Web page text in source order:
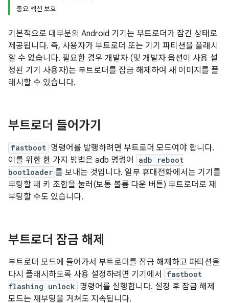
중요 섹션 보호
기본적으로 대부분의 Android 기기는 부트로더가 잠긴 상태로
제공됩니다. 즉, 사용자가 부트로더 또는 기기 파티션을 플래시
할 수 없습니다. 필요한 경우 개발자 (및 개발자 옵션이 사용 설
정된 기기 사용자)는 부트로더를 잠금 해제하여 새 이미지를 플
래시할 수 있습니다.
부트로더 들어가기
fastboot 명령어를 발행하려면 부트로더 모드여야 합니다.
이를 위한 한 가지 방법은 adb 명령어
adb reboot
bootloader 를 보내는 것입니다. 일부 휴대전화에서는 기기를
부팅할 때 키 조합을 눌러(보통 볼륨 다운 버튼) 부트로더로 재
부팅할 수도 있습니다.
부트로더 잠금 해제
부트로더 모드에 들어가서 부트로더를 잠금 해제하고 파티션을
다시 플래시하도록 사용 설정하려면 기기에서
fastboot
flashing unlock 명령어를 실행합니다. 설정 후 잠금 해제
모드는 재부팅을 거쳐도 지속됩니다.